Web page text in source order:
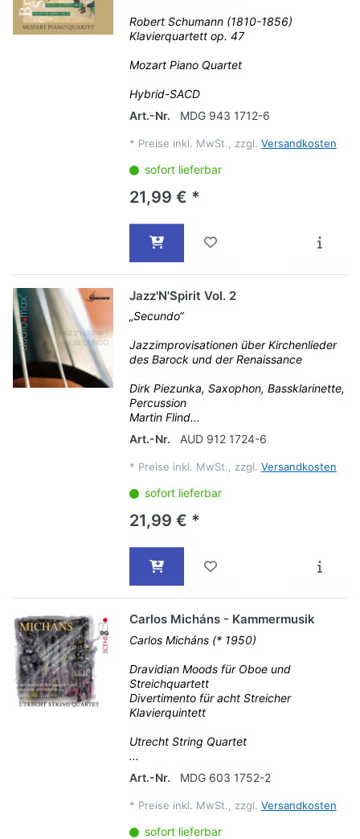
Robert Schumann (1810-1856)
Klavierquartett op. 47
Mozart Piano Quartet
Hybrid-SACD
Art.-Nr.
MDG 943 1712-6
* Preise inkl. MwSt., zzgl. Versandkosten
sofort lieferbar
21,99 € *
Jazz'N'Spirit Vol. 2
„Secundo“
Jazzimprovisationen über Kirchenlieder
des Barock und der Renaissance
Dirk Piezunka, Saxophon, Bassklarinette,
Percussion
Martin Flind...
Art.-Nr.
AUD 912 1724-6
* Preise inkl. MwSt., zzgl. Versandkosten
sofort lieferbar
21,99 € *
Carlos Micháns - Kammermusik
Carlos Micháns (* 1950)
Dravidian Moods für Oboe und
Streichquartett
Divertimento für acht Streicher
Klavierquintett
Utrecht String Quartet
...
Art.-Nr.
MDG 603 1752-2
* Preise inkl. MwSt., zzgl. Versandkosten
sofort lieferbar